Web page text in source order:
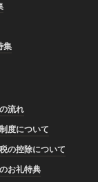
集
流れ
度について
の控除について
お礼特典